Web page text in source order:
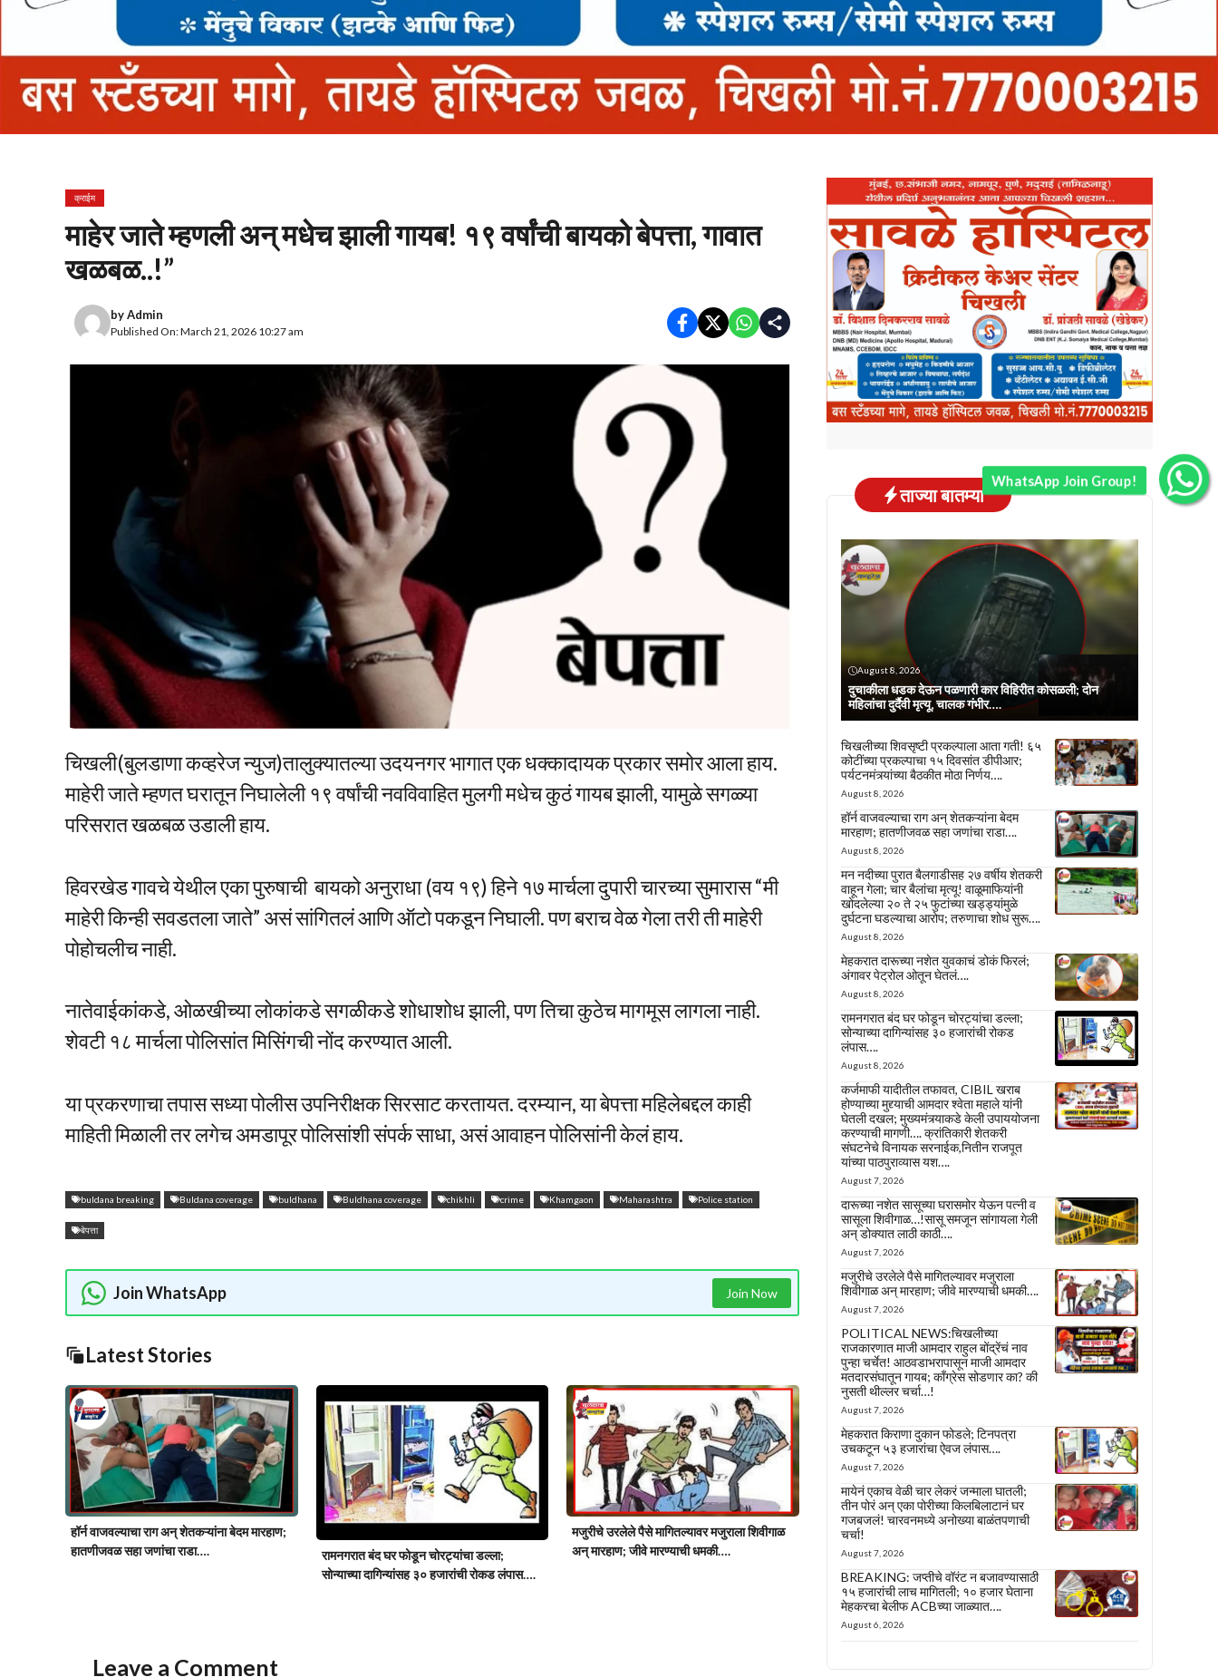
क्राईम
माहेर जाते म्हणली अन्‌ मधेच झाली गायब! १९ वर्षांची बायको बेपत्ता, गावात
खळबळ..!”
byAdmin
Published On: March 21, 2026 10:27 am
चिखली(बुलडाणा कव्हरेज न्युज)तालुक्यातल्या उदयनगर भागात एक धक्कादायक प्रकार समोर आला हाय.
माहेरी जाते म्हणत घरातून निघालेली १९ वर्षांची नवविवाहित मुलगी मधेच कुठं गायब झाली, यामुळे सगळ्या
परिसरात खळबळ उडाली हाय.
हिवरखेड गावचे येथील एका पुरुषाची बायको अनुराधा (वय १९) हिने १७ मार्चला दुपारी चारच्या सुमारास “मी
माहेरी किन्ही सवडतला जाते” असं सांगितलं आणि ऑटो पकडून निघाली. पण बराच वेळ गेला तरी ती माहेरी
पोहोचलीच नाही.
नातेवाईकांकडे, ओळखीच्या लोकांकडे सगळीकडे शोधाशोध झाली, पण तिचा कुठेच मागमूस लागला नाही.
शेवटी १८ मार्चला पोलिसांत मिसिंगची नोंद करण्यात आली.
या प्रकरणाचा तपास सध्या पोलीस उपनिरीक्षक सिरसाट करतायत. दरम्यान, या बेपत्ता महिलेबद्दल काही
माहिती मिळाली तर लगेच अमडापूर पोलिसांशी संपर्क साधा, असं आवाहन पोलिसांनी केलं हाय.
buldana breaking Buldana coverage buldhana Buldhana coverage chikhli crime Khamgaon Maharashtra Police station
बेपत्ता
Join WhatsApp Join Now
Latest Stories
हॉर्न वाजवल्याचा राग अन् शेतकऱ्यांना बेदम मारहाण;
हातणीजवळ सहा जणांचा राडा….
रामनगरात बंद घर फोडून चोरट्यांचा डल्ला;
सोन्याच्या दागिन्यांसह ३० हजारांची रोकड लंपास….
मजुरीचे उरलेले पैसे मागितल्यावर मजुराला शिवीगाळ
अन् मारहाण; जीवे मारण्याची धमकी….
Leave a Comment
ताज्या बातम्या
August 8, 2026
दुचाकीला धडक देऊन पळणारी कार विहिरीत कोसळली; दोन
महिलांचा दुर्दैवी मृत्यू, चालक गंभीर….
चिखलीच्या शिवसृष्टी प्रकल्पाला आता गती! ६५
कोटींच्या प्रकल्पाचा १५ दिवसांत डीपीआर;
पर्यटनमंत्र्यांच्या बैठकीत मोठा निर्णय….
August 8, 2026
हॉर्न वाजवल्याचा राग अन् शेतकऱ्यांना बेदम
मारहाण; हातणीजवळ सहा जणांचा राडा….
August 8, 2026
मन नदीच्या पुरात बैलगाडीसह २७ वर्षीय शेतकरी
वाहून गेला; चार बैलांचा मृत्यू! वाळूमाफियांनी
खोदलेल्या २० ते २५ फुटांच्या खड्ड्यांमुळे
दुर्घटना घडल्याचा आरोप; तरुणाचा शोध सुरू….
August 8, 2026
मेहकरात दारूच्या नशेत युवकाचं डोकं फिरलं;
अंगावर पेट्रोल ओतून घेतलं….
August 8, 2026
रामनगरात बंद घर फोडून चोरट्यांचा डल्ला;
सोन्याच्या दागिन्यांसह ३० हजारांची रोकड
लंपास….
August 8, 2026
कर्जमाफी यादीतील तफावत, CIBIL खराब
होण्याच्या मुद्द्याची आमदार श्वेता महाले यांनी
घेतली दखल; मुख्यमंत्र्याकडे केली उपाययोजना
करण्याची मागणी…. क्रांतिकारी शेतकरी
संघटनेचे विनायक सरनाईक,नितीन राजपूत
यांच्या पाठपुराव्यास यश….
August 7, 2026
दारूच्या नशेत सासूच्या घरासमोर येऊन पत्नी व
सासूला शिवीगाळ…!सासू समजून सांगायला गेली
अन् डोक्यात लाठी काठी….
August 7, 2026
मजुरीचे उरलेले पैसे मागितल्यावर मजुराला
शिवीगाळ अन् मारहाण; जीवे मारण्याची धमकी….
August 7, 2026
POLITICAL NEWS:चिखलीच्या
राजकारणात माजी आमदार राहुल बोंद्रेंचं नाव
पुन्हा चर्चेत! आठवडाभरापासून माजी आमदार
मतदारसंघातून गायब; काँग्रेस सोडणार का? की
नुसती थील्लर चर्चा…!
August 7, 2026
मेहकरात किराणा दुकान फोडले; टिनपत्रा
उचकटून ५३ हजारांचा ऐवज लंपास….
August 7, 2026
मायेनं एकाच वेळी चार लेकरं जन्माला घातली;
तीन पोरं अन् एका पोरीच्या किलबिलाटानं घर
गजबजलं! चारवनमध्ये अनोख्या बाळंतपणाची
चर्चा!
August 7, 2026
BREAKING: जप्तीचे वॉरंट न बजावण्यासाठी
१५ हजारांची लाच मागितली; १० हजार घेताना
मेहकरचा बेलीफ ACBच्या जाळ्यात….
August 6, 2026
WhatsApp Join Group!